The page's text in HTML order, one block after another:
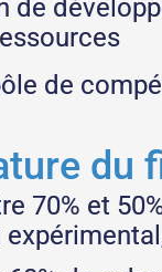
de
de
du
70% et